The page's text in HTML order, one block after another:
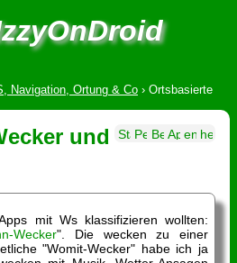
Navigation, Ortung & Co › Ortsbasierte
und
mit Ws klassifizieren wollten:
Wecker". Die wecken zu einer
"Womit-Wecker" habe ich ja